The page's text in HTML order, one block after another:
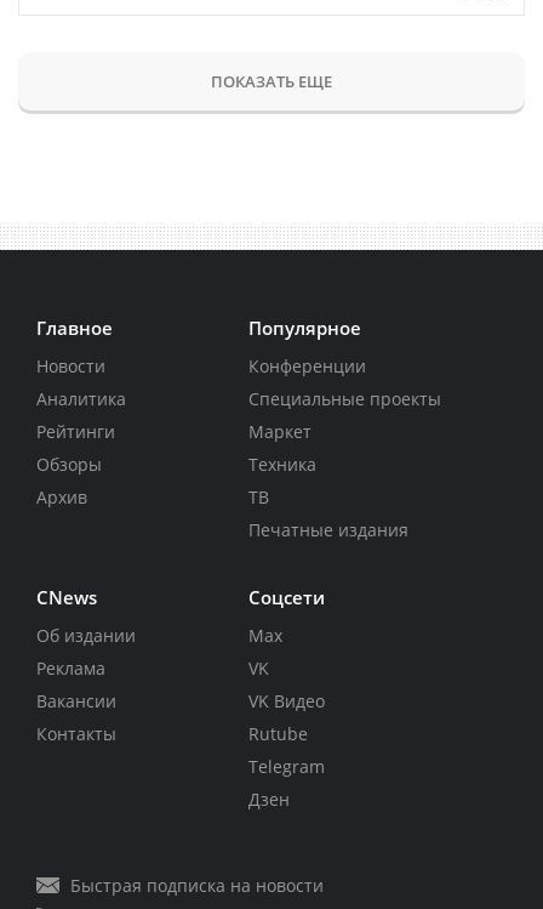
ПОКАЗАТЬ ЕЩЕ
Главное
Новости
Аналитика
Рейтинги
Обзоры
Архив
Популярное
Конференции
Специальные проекты
Маркет
Техника
ТВ
Печатные издания
CNews
Об издании
Реклама
Вакансии
Контакты
Соцсети
Max
VK
VK Видео
Rutube
Telegram
Дзен
Быстрая подписка на новости